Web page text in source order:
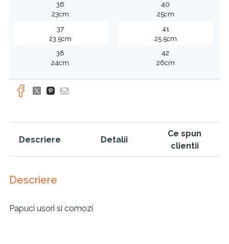
36
23cm
37
23.5cm
38
24cm
40
25cm
41
25.5cm
42
26cm
Descriere Detalii
Ce spun
clientii
Descriere
Papuci usori si comozi